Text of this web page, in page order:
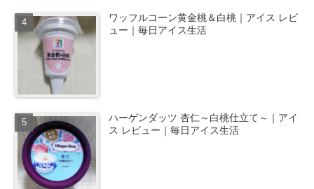
ワッフルコーン黄金桃＆白桃｜アイス レビ
ュー｜毎日アイス生活
ハーゲンダッツ 杏仁～白桃仕立て～｜アイ
ス レビュー｜毎日アイス生活